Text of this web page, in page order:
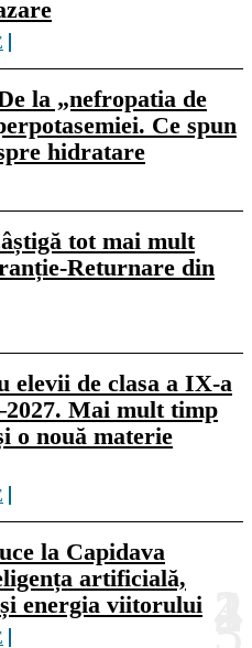
la „nefropatia de
Ce spun
hidratare
tot mai mult
Returnare din
elevii de clasa a IX-a
Mai mult timp
o nouă materie
la Capidava
artificială,
energia viitorului